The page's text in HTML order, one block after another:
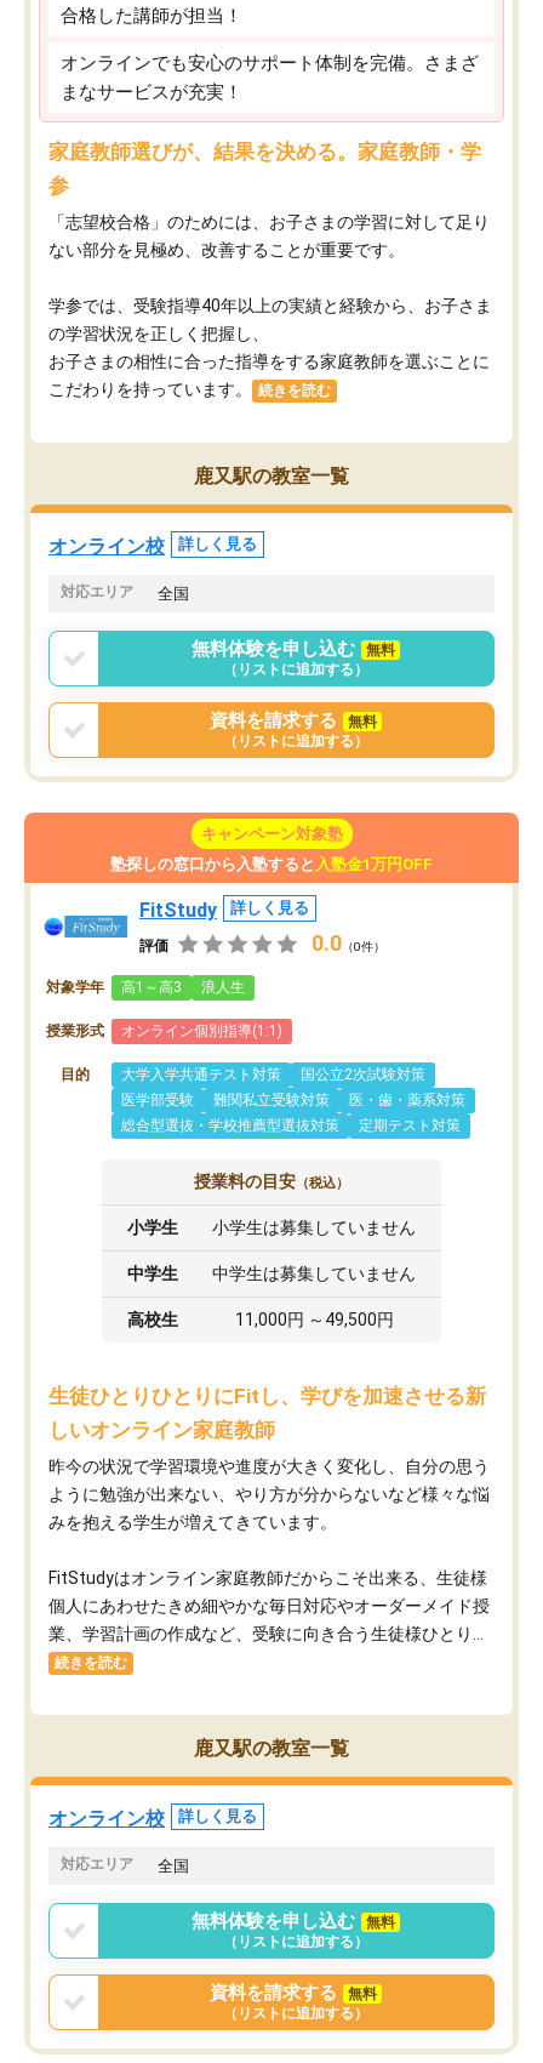
合格した講師が担当！
オンラインでも安心のサポート体制を完備。さまざ
まなサービスが充実！
家庭教師選びが、結果を決める。家庭教師・学
参
「志望校合格」のためには、お子さまの学習に対して足り
ない部分を見極め、改善することが重要です。
学参では、受験指導40年以上の実績と経験から、お子さま
の学習状況を正しく把握し、
お子さまの相性に合った指導をする家庭教師を選ぶことに
こだわりを持っています。
続きを読む
鹿又駅の教室一覧
オンライン校 詳しく見る
対応エリア 全国
無料体験を申し込む
無料
（リストに追加する）
資料を請求する
無料
（リストに追加する）
キャンペーン対象塾
塾探しの窓口から入塾すると 入塾金1万円OFF
FitStudy 詳しく見る
評価 0.0 （0件）
対象学年 高1～高3 浪人生
授業形式 オンライン個別指導(1:1)
目的 大学入学共通テスト対策
国公立2次試験対策
医学部受験
難関私立受験対策
医・歯・薬系対策
総合型選抜・学校推薦型選抜対策
定期テスト対策
授業料の目安 （税込）
小学生 小学生は募集していません
中学生 中学生は募集していません
高校生 11,000円 ～49,500円
生徒ひとりひとりにFitし、学びを加速させる新
しいオンライン家庭教師
昨今の状況で学習環境や進度が大きく変化し、自分の思う
ように勉強が出来ない、やり方が分からないなど様々な悩
みを抱える学生が増えてきています。
FitStudyはオンライン家庭教師だからこそ出来る、生徒様
個人にあわせたきめ細やかな毎日対応やオーダーメイド授
業、学習計画の作成など、受験に向き合う生徒様ひとり...
続きを読む
鹿又駅の教室一覧
オンライン校 詳しく見る
対応エリア 全国
無料体験を申し込む
無料
（リストに追加する）
資料を請求する
無料
（リストに追加する）